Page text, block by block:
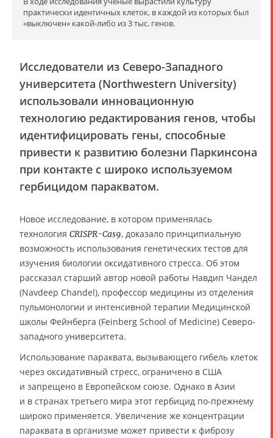
практически идентичных клеток, в каждой из которых был
«выключен» какой-либо из 3 тыс. генов.
Исследователи из Северо-Западного
университета (Northwestern University)
использовали инновационную
технологию редактирования генов, чтобы
идентифицировать гены, способные
привести к развитию болезни Паркинсона
при контакте с широко используемом
гербицидом паракватом.
Новое исследование, в котором применялась
технология CRISPR-Cas9, доказало принципиальную
возможность использования генетических тестов для
изучения биологии оксидативного стресса. Об этом
рассказал старший автор новой работы Навдип Чандел
(Navdeep Chandel), профессор медицины из отделения
пульмонологии и интенсивной терапии Медицинской
школы Фейнберга (Feinberg School of Medicine) Северо-
западного университета.
Использование параквата, вызывающего гибель клеток
через оксидативный стресс, ограничено в США
и запрещено в Европейском союзе. Однако в Азии
и в странах третьего мира этот гербицид по-прежнему
широко применяется. Увеличение же концентрации
параквата в организме может привести к фиброзу